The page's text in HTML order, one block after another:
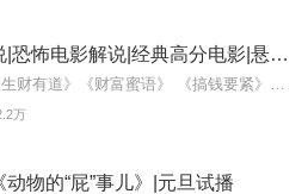
红梅电影解说|恐怖电影解说|经典高分电影|悬疑电影
万
物的“屁”事儿》|元旦试播